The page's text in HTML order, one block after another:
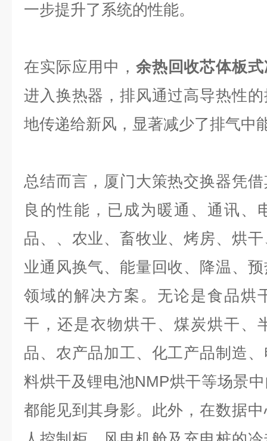
一步提升了系统的性能。
在实际应用中， 余热回收芯体板
进入换热器，排风通过高导热性
地传递给新风，显著减少了排气中
总结而言，厦门大策热交换器凭
良的性能，已成为暖通、通讯、
品、、农业、畜牧业、烤房、烘
业通风换气、能量回收、降温、
领域的解决方案。无论是食品烘
干，还是衣物烘干、煤炭烘干、
品、农产品加工、化工产品制造
料烘干及锂电池NMP烘干等场景
都能见到其身影。此外，在数据